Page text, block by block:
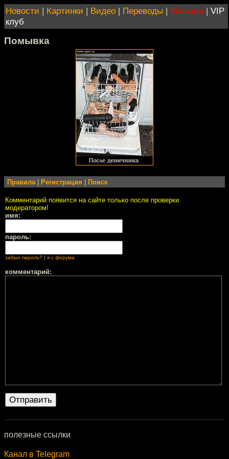
Новости | Картинки | Видео | Переводы | Магазин | VIP
клуб
Помывка
Правила Регистрация Поиск
Комментарий появится на сайте только после проверки
модератором!
имя:
пароль:
забыл пароль? | я с форума
комментарий:
полезные ссылки
Канал в Telegram